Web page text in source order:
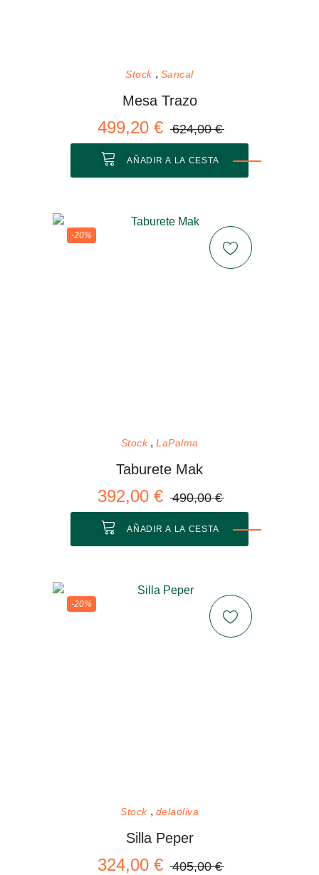
Stock Sancal
Mesa Trazo
499,20 € 624,00 €
AÑADIR A LA CESTA
-20%
Stock LaPalma
Taburete Mak
392,00 € 490,00 €
AÑADIR A LA CESTA
-20%
Stock delaoliva
Silla Peper
324,00 € 405,00 €